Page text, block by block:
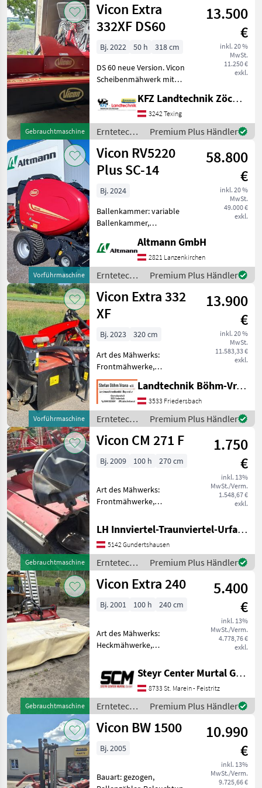
Vicon
Gebrauchtmaschine
Vicon Extra
332XF DS60
13.500
€
inkl. 20 %
MwSt.
11.250 €
exkl.
Bj. 2022 50 h
318 cm
DS 60 neue Version. Vicon
Scheibenmähwerk mit
-Schwadbreite 1m, 1, 15m,
1, 3m, oder Breitablage 2,
2m -
Klingenschnellwechsler -
Bodendruckentla
KFZ Landtechnik Zöchbauer GmbH
3242 Texing
Erntetechnik
Grünland /
Vicon
Premium Plus Händler
Vorführmaschine
Vicon RV5220
Plus SC-14
58.800
€
inkl. 20 %
MwSt.
49.000 €
exkl.
Bj. 2024
Ballenkammer: variable
Ballenkammer,
Druckluft Vicon
Rundballenpresse RV5220
Plus SC-14 - eingesetzte
Vorführmaschine -
Ballendurchmesser b
Altmann GmbH
2821 Lanzenkirchen
Erntetechnik
Grünland /
Vicon
Premium Plus Händler
Vorführmaschine
Vicon Extra 332
XF
13.900
€
inkl. 20 %
MwSt.
11.583,33 €
exkl.
Bj. 2023
320 cm
Art des Mähwerks:
Frontmähwerke,
Mähbalken: Scheiben,
Anfahrtssicherung,
Schwadschnecke,
Außenschutz,
Entlastungsfedern,
Klingenschnellverschluss,
Pendelbock, Klingenbox,
Mec
Landtechnik Böhm-Vrana GmbH
3533 Friedersbach
Erntetechnik
Grünland /
Vicon
Premium Plus Händler
Gebrauchtmaschine
Vicon CM 271 F
1.750
€
inkl. 13%
MwSt./Verm.
1.548,67 €
exkl.
Bj. 2009 100 h 270 cm
Art des Mähwerks:
Frontmähwerke,
Rückschwenkung,
Mähbalken: Trommel,
Schnitthöhenverstellung
Das Vicon Mähwerk Modell
2009 ist ein leistungsfähige
LH Innviertel-Traunviertel-Urfahr eGen, Gundertshausen
5142 Gundertshausen
Erntetechnik
Grünland /
Vicon
Premium Plus Händler
Gebrauchtmaschine
Vicon Extra 240
5.400
€
inkl. 13%
MwSt./Verm.
4.778,76 €
exkl.
Bj. 2001 100 h 240 cm
Art des Mähwerks:
Heckmähwerke,
Rückschwenkung,
Mähbalken: Scheiben,
Klingenschnellverschluss
Guter Zustand, wenig
gebraucht, sofort
einsatzbereit
Steyr Center Murtal GmbH
8733 St. Marein - Feistritz
Erntetechnik
Grünland /
Vicon
Premium Plus Händler
Vicon BW 1500
10.990
€
inkl. 13%
MwSt./Verm.
9.725,66 €
Bj. 2005
Bauart: gezogen,